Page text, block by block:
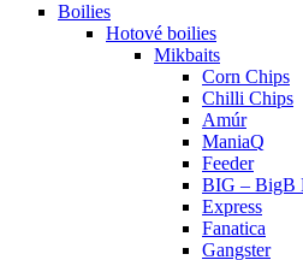
Boilies
Hotové boilies
Mikbaits
Corn Chips
Chilli Chips
Amúr
ManiaQ
Feeder
BIG – BigB
Express
Fanatica
Gangster